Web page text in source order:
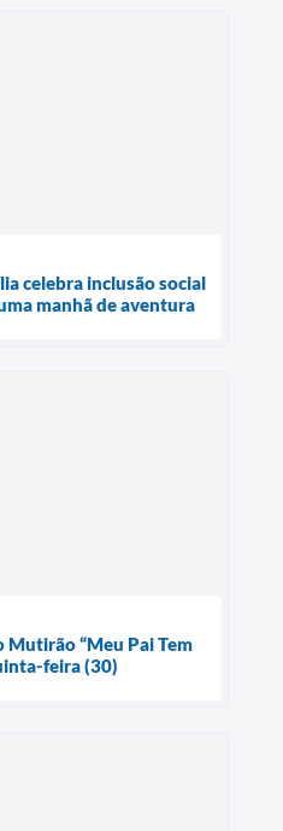
celebra inclusão social
manhã de aventura
Mutirão “Meu Pai Tem
feira (30)